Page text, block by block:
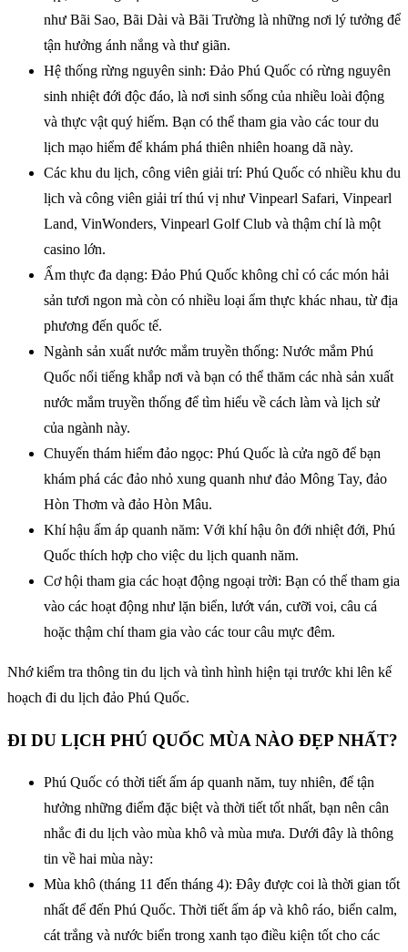
như Bãi Sao, Bãi Dài và Bãi Trường là những nơi lý tưởng để
tận hưởng ánh nắng và thư giãn.
Hệ thống rừng nguyên sinh: Đảo Phú Quốc có rừng nguyên
sinh nhiệt đới độc đáo, là nơi sinh sống của nhiều loài động
và thực vật quý hiếm. Bạn có thể tham gia vào các tour du
lịch mạo hiểm để khám phá thiên nhiên hoang dã này.
Các khu du lịch, công viên giải trí: Phú Quốc có nhiều khu du
lịch và công viên giải trí thú vị như Vinpearl Safari, Vinpearl
Land, VinWonders, Vinpearl Golf Club và thậm chí là một
casino lớn.
Ẩm thực đa dạng: Đảo Phú Quốc không chỉ có các món hải
sản tươi ngon mà còn có nhiều loại ẩm thực khác nhau, từ địa
phương đến quốc tế.
Ngành sản xuất nước mắm truyền thống: Nước mắm Phú
Quốc nổi tiếng khắp nơi và bạn có thể thăm các nhà sản xuất
nước mắm truyền thống để tìm hiểu về cách làm và lịch sử
của ngành này.
Chuyến thám hiểm đảo ngọc: Phú Quốc là cửa ngõ để bạn
khám phá các đảo nhỏ xung quanh như đảo Mông Tay, đảo
Hòn Thơm và đảo Hòn Mâu.
Khí hậu ấm áp quanh năm: Với khí hậu ôn đới nhiệt đới, Phú
Quốc thích hợp cho việc du lịch quanh năm.
Cơ hội tham gia các hoạt động ngoại trời: Bạn có thể tham gia
vào các hoạt động như lặn biển, lướt ván, cưỡi voi, câu cá
hoặc thậm chí tham gia vào các tour câu mực đêm.
Nhớ kiểm tra thông tin du lịch và tình hình hiện tại trước khi lên kế
hoạch đi du lịch đảo Phú Quốc.
ĐI DU LỊCH PHÚ QUỐC MÙA NÀO ĐẸP NHẤT?
Phú Quốc có thời tiết ấm áp quanh năm, tuy nhiên, để tận
hưởng những điểm đặc biệt và thời tiết tốt nhất, bạn nên cân
nhắc đi du lịch vào mùa khô và mùa mưa. Dưới đây là thông
tin về hai mùa này:
Mùa khô (tháng 11 đến tháng 4): Đây được coi là thời gian tốt
nhất để đến Phú Quốc. Thời tiết ấm áp và khô ráo, biển calm,
cát trắng và nước biển trong xanh tạo điều kiện tốt cho các